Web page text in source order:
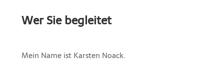
Wer Sie begleitet
Mein Name ist Karsten Noack.